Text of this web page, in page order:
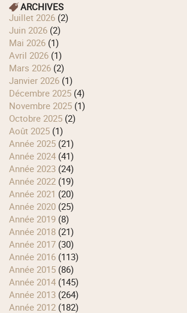
ARCHIVES
juillet 2026 (2)
juin 2026 (2)
mai 2026 (1)
avril 2026 (1)
mars 2026 (2)
janvier 2026 (1)
décembre 2025 (4)
novembre 2025 (1)
octobre 2025 (2)
août 2025 (1)
année 2025 (21)
année 2024 (41)
année 2023 (24)
année 2022 (19)
année 2021 (20)
année 2020 (25)
année 2019 (8)
année 2018 (21)
année 2017 (30)
année 2016 (113)
année 2015 (86)
année 2014 (145)
année 2013 (264)
année 2012 (182)